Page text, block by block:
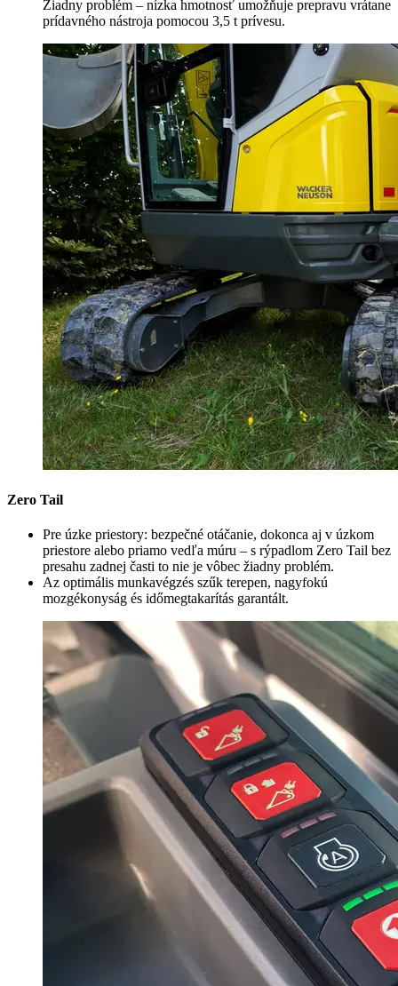
Žiadny problém – nízka hmotnosť umožňuje prepravu vrátane
prídavného nástroja pomocou 3,5 t prívesu.
Zero Tail
Pre úzke priestory: bezpečné otáčanie, dokonca aj v úzkom
priestore alebo priamo vedľa múru – s rýpadlom Zero Tail bez
presahu zadnej časti to nie je vôbec žiadny problém.
Az optimális munkavégzés szűk terepen, nagyfokú
mozgékonyság és időmegtakarítás garantált.